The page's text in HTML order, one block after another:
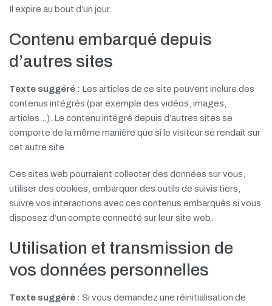
Il expire au bout d’un jour.
Contenu embarqué depuis
d’autres sites
Texte suggéré : Les articles de ce site peuvent inclure des
contenus intégrés (par exemple des vidéos, images,
articles…). Le contenu intégré depuis d’autres sites se
comporte de la même manière que si le visiteur se rendait sur
cet autre site.
Ces sites web pourraient collecter des données sur vous,
utiliser des cookies, embarquer des outils de suivis tiers,
suivre vos interactions avec ces contenus embarqués si vous
disposez d’un compte connecté sur leur site web.
Utilisation et transmission de
vos données personnelles
Texte suggéré : Si vous demandez une réinitialisation de